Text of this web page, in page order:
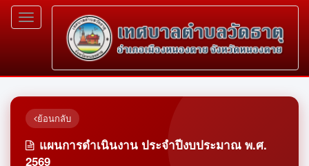
Toggle
navigation
ย้อนกลับ
แผนการดำเนินงาน ประจำปีงบประมาณ พ.ศ.
2569